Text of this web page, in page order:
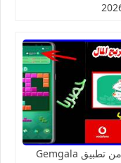
الربح من تطبيق Gemgala